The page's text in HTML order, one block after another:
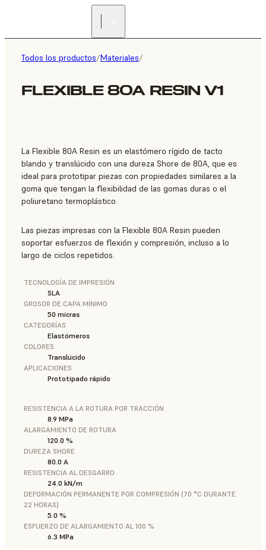
Todos los productos/Materiales/
FLEXIBLE 80A RESIN V1
La Flexible 80A Resin es un elastómero rígido de tacto
blando y translúcido con una dureza Shore de 80A, que es
ideal para prototipar piezas con propiedades similares a la
goma que tengan la flexibilidad de las gomas duras o el
poliuretano termoplástico.
Las piezas impresas con la Flexible 80A Resin pueden
soportar esfuerzos de flexión y compresión, incluso a lo
largo de ciclos repetidos.
TECNOLOGÍA DE IMPRESIÓN
SLA
GROSOR DE CAPA MÍNIMO
50 micras
CATEGORÍAS
Elastómeros
COLORES
Translúcido
APLICACIONES
Prototipado rápido
RESISTENCIA A LA ROTURA POR TRACCIÓN
8.9 MPa
ALARGAMIENTO DE ROTURA
120.0 %
DUREZA SHORE
80.0 A
RESISTENCIA AL DESGARRO
24.0 kN/m
DEFORMACIÓN PERMANENTE POR COMPRESIÓN (70 °C DURANTE
22 HORAS)
5.0 %
ESFUERZO DE ALARGAMIENTO AL 100 %
6.3 MPa